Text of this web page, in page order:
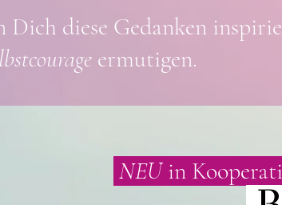
Dich diese Gedanken
ge ermutigen.
NEUin